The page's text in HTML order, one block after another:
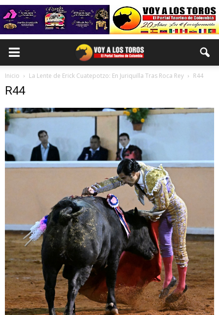
Inicio La Lente de Erick Cuatepotzo: En Juriquilla Tras Roca Rey R44
R44